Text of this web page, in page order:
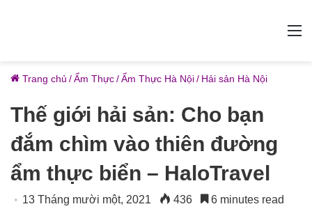
Trang chủ /Ẩm Thực/Ẩm Thực Hà Nội/ Hải sản Hà Nội
Thế giới hải sản: Cho bạn
đắm chìm vào thiên đường
ẩm thực biển – HaloTravel
13 Tháng mười một, 2021 436 6 minutes read